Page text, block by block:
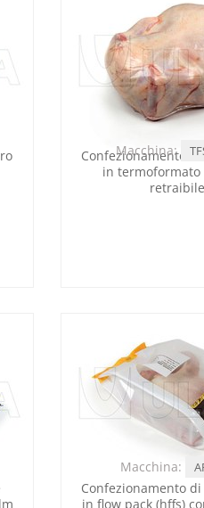
Confezionamento
in termoformato
retraibile
Macchina:
Confezionamento
in flow pack (hffs)
Macchina: